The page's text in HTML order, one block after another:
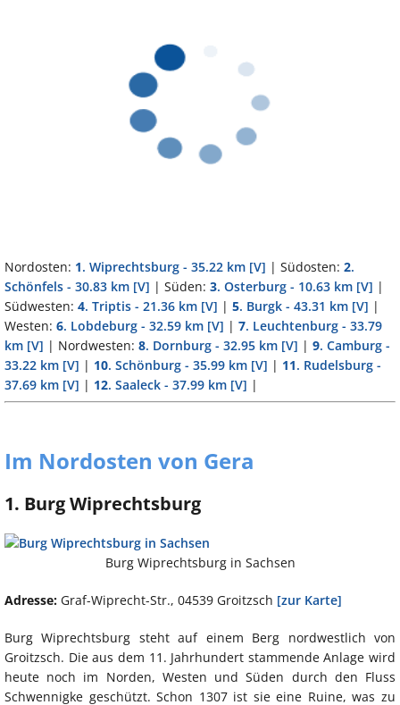
Nordosten: 1. Wiprechtsburg - 35.22 km [V] | Südosten: 2.
Schönfels - 30.83 km [V] | Süden: 3. Osterburg - 10.63 km [V] |
Südwesten: 4. Triptis - 21.36 km [V] | 5. Burgk - 43.31 km [V] |
Westen: 6. Lobdeburg - 32.59 km [V] | 7. Leuchtenburg - 33.79
km [V] | Nordwesten: 8. Dornburg - 32.95 km [V] | 9. Camburg -
33.22 km [V] | 10. Schönburg - 35.99 km [V] | 11. Rudelsburg -
37.69 km [V] | 12. Saaleck - 37.99 km [V] |
Im Nordosten von Gera
1. Burg Wiprechtsburg
Burg Wiprechtsburg in Sachsen
Adresse: Graf-Wiprecht-Str., 04539 Groitzsch [zur Karte]
Burg Wiprechtsburg steht auf einem Berg nordwestlich von
Groitzsch. Die aus dem 11. Jahrhundert stammende Anlage wird
heute noch im Norden, Westen und Süden durch den Fluss
Schwennigke geschützt. Schon 1307 ist sie eine Ruine, was zu